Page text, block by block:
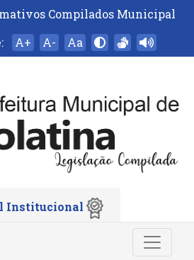
Compilados Municipal
A+ A- Aa
Institucional